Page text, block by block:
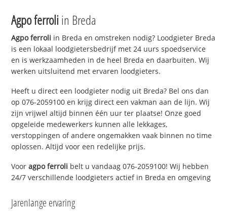
Agpo ferroliin Breda
Agpo ferroli in Breda en omstreken nodig? Loodgieter Breda
is een lokaal loodgietersbedrijf met 24 uurs spoedservice
en is werkzaamheden in de heel Breda en daarbuiten. Wij
werken uitsluitend met ervaren loodgieters.
Heeft u direct een loodgieter nodig uit Breda? Bel ons dan
op 076-2059100 en krijg direct een vakman aan de lijn. Wij
zijn vrijwel altijd binnen één uur ter plaatse! Onze goed
opgeleide medewerkers kunnen alle lekkages,
verstoppingen of andere ongemakken vaak binnen no time
oplossen. Altijd voor een redelijke prijs.
Vooragpo ferroli belt u vandaag 076-2059100! Wij hebben
24/7 verschillende loodgieters actief in Breda en omgeving
Jarenlange ervaring